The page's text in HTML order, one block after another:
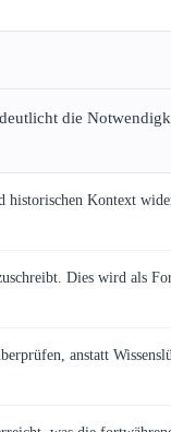
die
historischen Kontext
Dies wird als
anstatt